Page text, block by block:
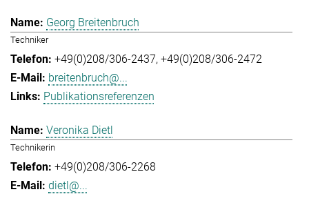
Georg Breitenbruch
Techniker
+49(0)208/306-2437 +49(0)208/306-2472
breitenbruch@...
Publikationsreferenzen
Veronika Dietl
Technikerin
+49(0)208/306-2268
dietl@...